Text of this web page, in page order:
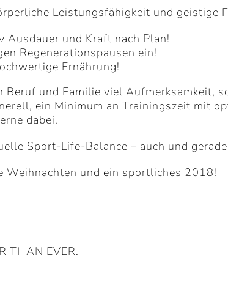
Leistungsfähigkeit und geistige
Ausdauer und Kraft nach Plan!
Regenerationspausen ein!
Ernährung!
Beruf und Familie viel Aufmerksamkeit,
ein Minimum an Trainingszeit mit
dabei.
Sport-Life-Balance – auch und
Weihnachten und ein sportliches 2018!
THAN EVER.